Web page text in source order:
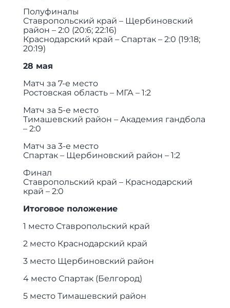
Полуфиналы
Ставропольский край – Щербиновский
район – 2:0 (20:6; 22:16)
Краснодарский край – Спартак – 2:0 (19:18;
20:19)
28 мая
Матч за 7-е место
Ростовская область – МГА – 1:2
Матч за 5-е место
Тимашевский район – Академия гандбола
– 2:0
Матч за 3-е место
Спартак – Щербиновский район – 1:2
Финал
Ставропольский край – Краснодарский
край – 2:0
Итоговое положение
1 место Ставропольский край
2 место Краснодарский край
3 место Щербиновский район
4 место Спартак (Белгород)
5 место Тимашевский район